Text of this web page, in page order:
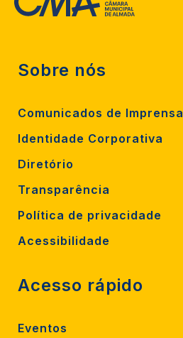
Sobre nós
Comunicados de Imprensa
Identidade Corporativa
Diretório
Transparência
Política de privacidade
Acessibilidade
Acesso rápido
Eventos